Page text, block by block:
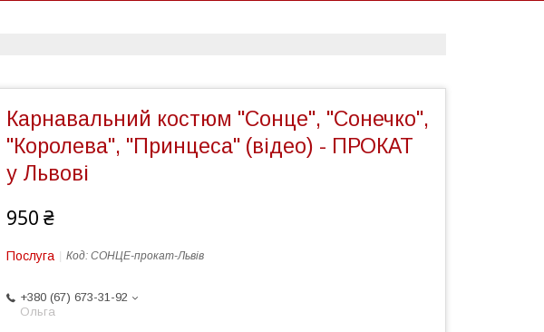
Карнавальний костюм "Сонце", "Сонечко",
"Королева", "Принцеса" (відео) - ПРОКАТ
у Львові
950 ₴
Послуга Код: СОНЦЕ-прокат-Львів
+380 (67) 673-31-92
Ольга